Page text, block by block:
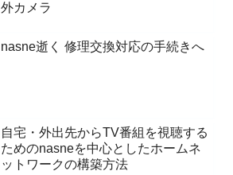
外カメラ
nasne逝く 修理交換対応の手続きへ
自宅・外出先からTV番組を視聴する
ためのnasneを中心としたホームネ
ットワークの構築方法